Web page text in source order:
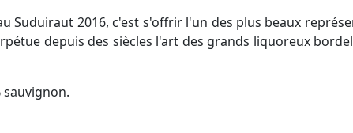
Suduiraut 2016, c'est s'offrir l'un des plus beaux
depuis des siècles l'art des grands liquoreux
sauvignon.